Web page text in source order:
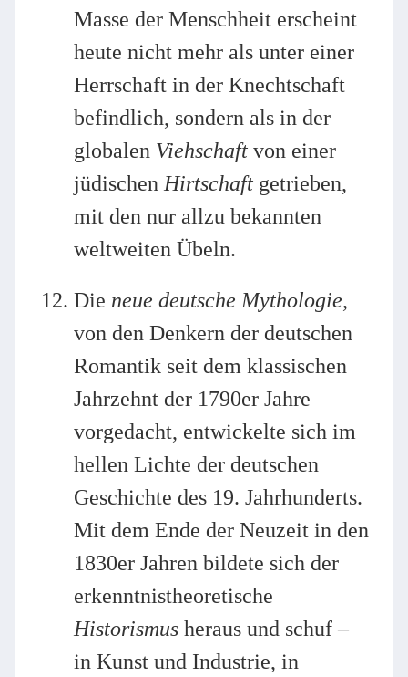
Masse der Menschheit erscheint
heute nicht mehr als unter einer
Herrschaft in der Knechtschaft
befindlich, sondern als in der
globalen Viehschaft von einer
jüdischen Hirtschaft getrieben,
mit den nur allzu bekannten
weltweiten Übeln.
Die neue deutsche Mythologie,
von den Denkern der deutschen
Romantik seit dem klassischen
Jahrzehnt der 1790er Jahre
vorgedacht, entwickelte sich im
hellen Lichte der deutschen
Geschichte des 19. Jahrhunderts.
Mit dem Ende der Neuzeit in den
1830er Jahren bildete sich der
erkenntnistheoretische
Historismus heraus und schuf –
in Kunst und Industrie, in